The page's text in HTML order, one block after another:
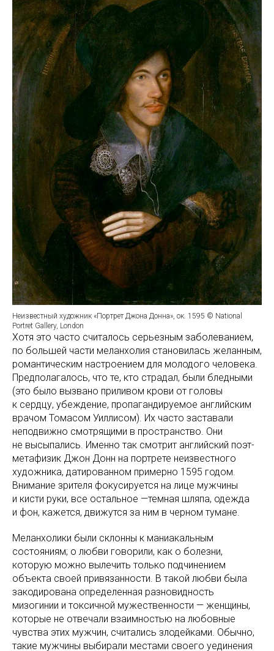
Неизвестный художник «Портрет Джона Донна», ок. 1595 © National
Portret Gallery, London
Хотя это часто считалось серьезным заболеванием,
по большей части меланхолия становилась желанным,
романтическим настроением для молодого человека.
Предполагалось, что те, кто страдал, были бледными
(это было вызвано приливом крови от головы
к сердцу, убеждение, пропагандируемое английским
врачом Томасом Уиллисом). Их часто заставали
неподвижно смотрящими в пространство. Они
не высыпались. Именно так смотрит английский поэт-
метафизик Джон Донн на портрете неизвестного
художника, датированном примерно 1595 годом.
Внимание зрителя фокусируется на лице мужчины
и кисти руки, все остальное —темная шляпа, одежда
и фон, кажется, движутся за ним в черном тумане.
Меланхолики были склонны к маниакальным
состояниям; о любви говорили, как о болезни,
которую можно вылечить только подчинением
объекта своей привязанности. В такой любви была
закодирована определенная разновидность
мизогинии и токсичной мужественности — женщины,
которые не отвечали взаимностью на любовные
чувства этих мужчин, считались злодейками. Обычно,
такие мужчины выбирали местами своего уединения